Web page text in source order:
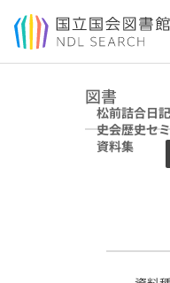
本文へ移動
図書
松前詰合日
史会歴史セ
資料集